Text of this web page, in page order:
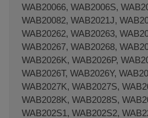
WAB20066, WAB2006S,
WAB20082, WAB2021J,
WAB20262, WAB20263,
WAB20267, WAB20268,
WAB2026K, WAB2026P,
WAB2026T, WAB2026Y,
WAB2027K, WAB2027S,
WAB2028K, WAB2028S,
WAB202S1, WAB202S2,